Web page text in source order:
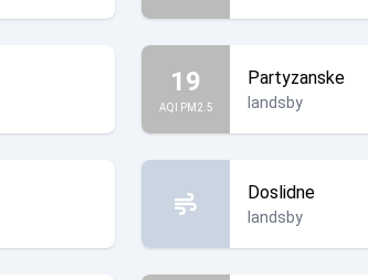
19
AQI PM2.5
Partyzanske
landsby
Doslidne
landsby